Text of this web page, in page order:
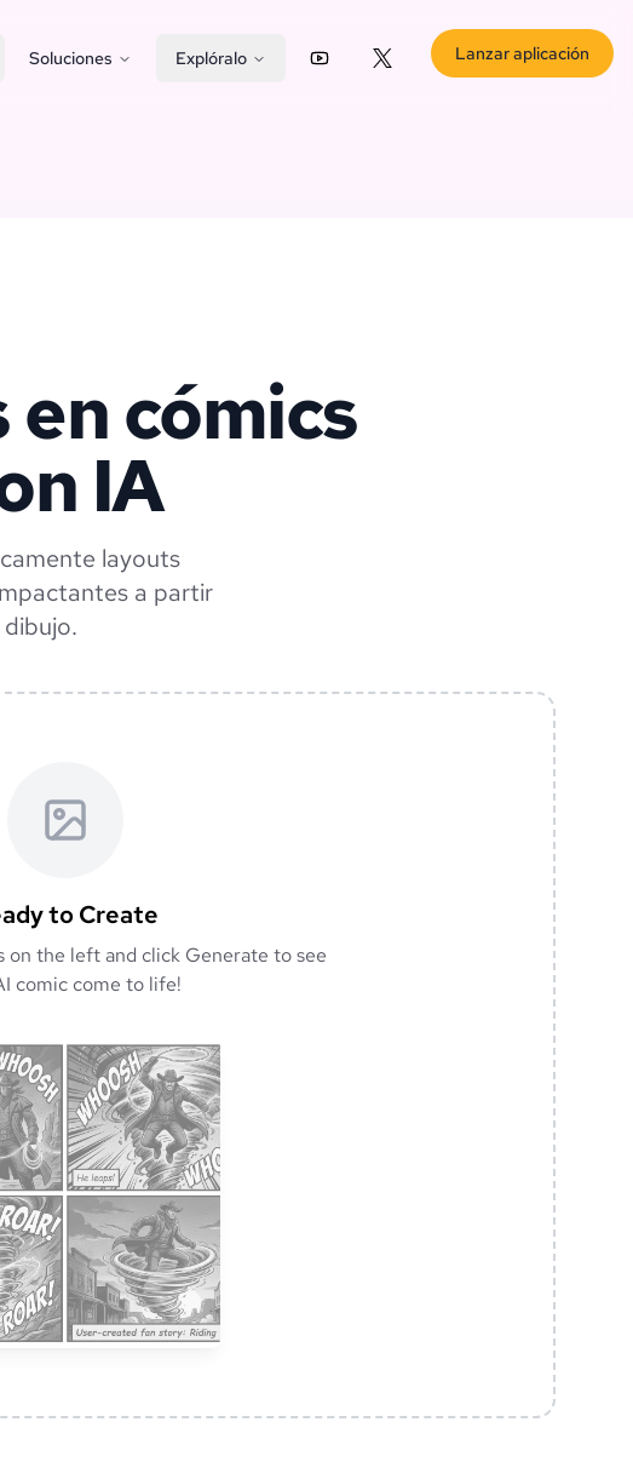
Soluciones Explóralo YouTubeX (Twitter)
Lanzar aplicación
cómics
IA
layouts
a partir
to Create
on the left and click Generate to see
comic come to life!